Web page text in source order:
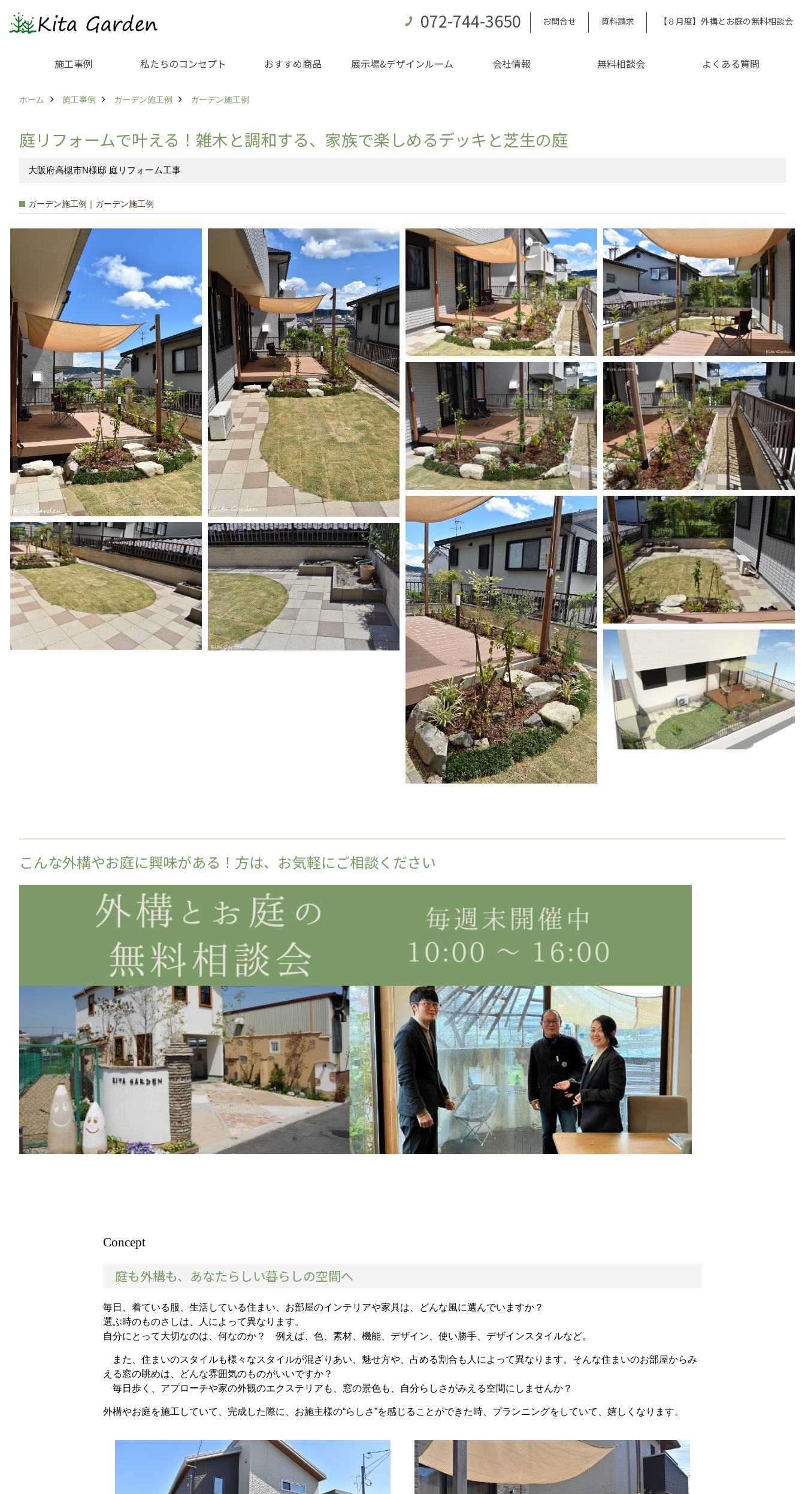
072-744-3650 お問合せ 資料請求 【８月度】外構とお庭の無料相談会
施工事例 私たちのコンセプト おすすめ商品 展示場&デザインルーム 会社情報 無料相談会 よくある質問
ホーム 施工事例 ガーデン施工例 ガーデン施工例
庭リフォームで叶える！雑木と調和する、家族で楽しめるデッキと芝生の庭
大阪府高槻市N様邸 庭リフォーム工事
ガーデン施工例｜ガーデン施工例
こんな外構やお庭に興味がある！方は、お気軽にご相談ください
Concept
庭も外構も、あなたらしい暮らしの空間へ
毎日、着ている服、生活している住まい、お部屋のインテリアや家具は、どんな風に選んでいますか？
選ぶ時のものさしは、人によって異なります。
自分にとって大切なのは、何なのか？ 例えば、色、素材、機能、デザイン、使い勝手、デザインスタイルなど。
また、住まいのスタイルも様々なスタイルが混ざりあい、魅せ方や、占める割合も人によって異なります。そんな住まいのお部屋からみ
える窓の眺めは、どんな雰囲気のものがいいですか？
毎日歩く、アプローチや家の外観のエクステリアも、窓の景色も、自分らしさがみえる空間にしませんか？
外構やお庭を施工していて、完成した際に、お施主様の“らしさ”を感じることができた時、プランニングをしていて、嬉しくなります。